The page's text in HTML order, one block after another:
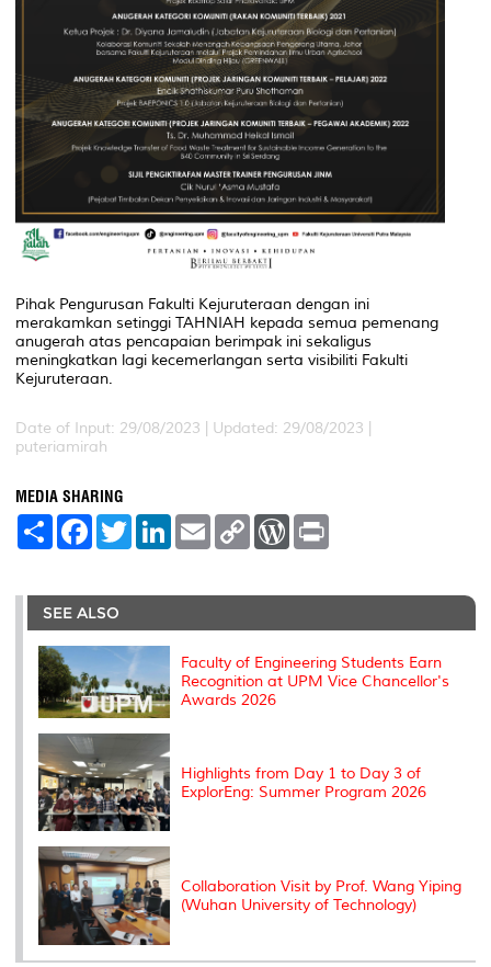
Pihak Pengurusan Fakulti Kejuruteraan dengan ini
merakamkan setinggi TAHNIAH kepada semua pemenang
anugerah atas pencapaian berimpak ini sekaligus
meningkatkan lagi kecemerlangan serta visibiliti Fakulti
Kejuruteraan.
Date of Input: 29/08/2023 | Updated: 29/08/2023 |
puteriamirah
MEDIA SHARING
S
e
F
a
b
o
o
k
T
w
t
r
L
e
I
E
m
l
C
L
n
W
P
e
s
t
SEE ALSO
Faculty of Engineering Students Earn
Recognition at UPM Vice Chancellor's
Awards 2026
Highlights from Day 1 to Day 3 of
ExplorEng: Summer Program 2026
Collaboration Visit by Prof. Wang Yiping
(Wuhan University of Technology)